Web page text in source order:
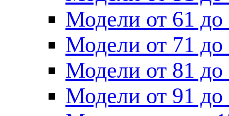
Модели от 61 до
Модели от 71 до
Модели от 81 до
Модели от 91 до